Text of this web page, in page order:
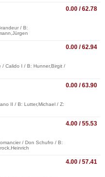
0.00 / 62.78
/ B:
0.00 / 62.94
Calido I / B: Hunner,Birgit /
0.00 / 63.90
II / B: Lutter,Michael / Z:
4.00 / 55.53
/ Don Schufro / B:
4.00 / 57.41